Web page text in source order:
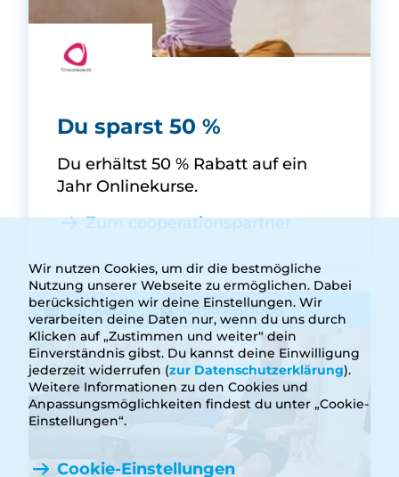
Wir nutzen Cookies, um dir die bestmögliche
Nutzung unserer Webseite zu ermöglichen. Dabei
berücksichtigen wir deine Einstellungen. Wir
verarbeiten deine Daten nur, wenn du uns durch
Klicken auf „Zustimmen und weiter“ dein
Einverständnis gibst. Du kannst deine Einwilligung
jederzeit widerrufen (zur Datenschutzerklärung).
Weitere Informationen zu den Cookies und
Anpassungsmöglichkeiten findest du unter „Cookie-
Einstellungen“.
Cookie-Einstellungen
fitnessRAUM.de -
Du sparst 50 %
Du erhältst 50 % Rabatt auf ein
Jahr Onlinekurse.
Zum cooperationspartner
Einkauf Onlineshops